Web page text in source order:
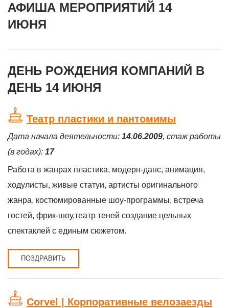
АФИША МЕРОПРИЯТИЙ 14
ИЮНЯ
ДЕНЬ РОЖДЕНИЯ КОМПАНИЙ В
ДЕНЬ 14 ИЮНЯ
Театр пластики и пантомимы
Дата начала деятельности: 14.06.2009, стаж работы
(в годах): 17
Работа в жанрах пластика, модерн-данс, анимация,
ходулисты, живые статуи, артисты оригинального
жанра. костюмированные шоу-программы, встреча
гостей, фрик-шоу,театр теней создание цельных
спектаклей с единым сюжетом.
ПОЗДРАВИТЬ
Corvel | Корпоративные велозаезды